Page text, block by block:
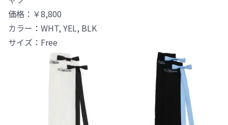
価格：￥8,800
カラー：WHT, YEL, BLK
サイズ：Free